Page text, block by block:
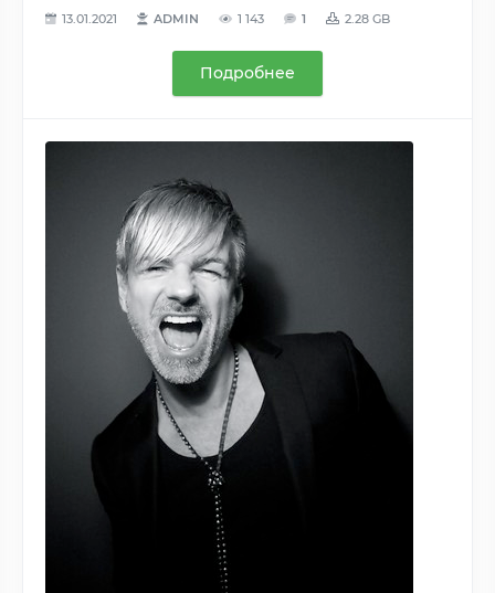
13.01.2021 ADMIN 1 143 1 2.28 GB
Подробнее